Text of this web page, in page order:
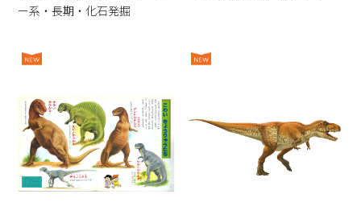
ー系・長期・化石発掘